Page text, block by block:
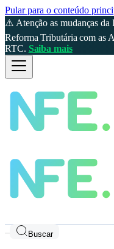
Pular para o conteúdo
⚠️ Atenção as mudanças da
Reforma Tributária com as
RTC. Saiba mais
Buscar